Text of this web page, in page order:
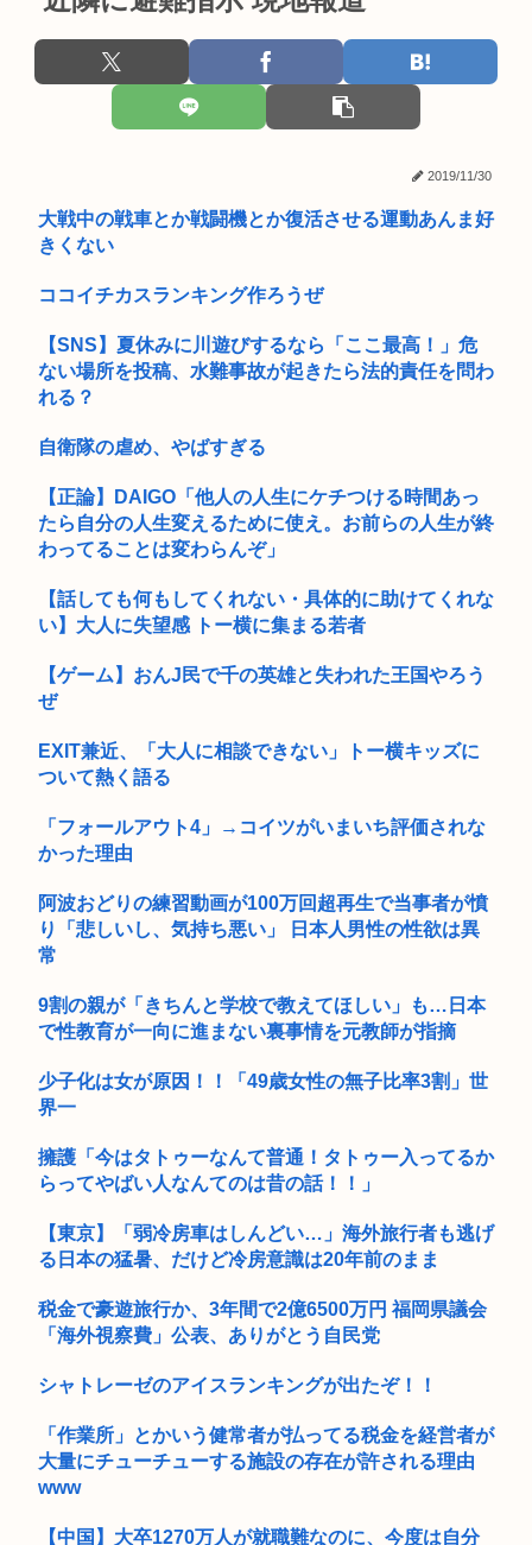
日本人の性欲は異常ーー阿波踊りで女性の尻ばかり撮影しパン
ティーラ...
小泉防衛大臣、高市早苗の被災地訪問PVに張り合うかのように
日経新聞「旅行しなくなった日本人、観光の社会的価値を再考
【悲報】ワイの会社「解約率100%」で想像以上にヤバいwww
【動画】ビッグフットの正体が判明
【悲報】東科大医学部卒の美人YouTuber、直美で炎上www
チンポの大きさや形、硬度でバトルするゲーム「ポコチンモン
【緊急】性行為依存症、もう限界ｗｗ⇒！！
男子高校生(15)、歩道を自転車で走行中に70代くらいのおっさ
【悲報】咲-Saki-さん、もうおっぱいがめちゃくちゃ
「サンダル登山の若者」より実は危険…標高599mの高尾山で
【画像】パパ活待機中の子が20人ぐらい激写されるwww
両...
【予想外】アメリカ人の白人女に先祖を聞いたら衝撃的なこと
を言い出...
2019/11/30
大戦中の戦車とか戦闘機とか復活させる運動あんま好
きくない
ココイチカスランキング作ろうぜ
【SNS】夏休みに川遊びするなら「ここ最高！」危
ない場所を投稿、水難事故が起きたら法的責任を問わ
れる？
自衛隊の虐め、やばすぎる
【正論】DAIGO「他人の人生にケチつける時間あっ
たら自分の人生変えるために使え。お前らの人生が終
わってることは変わらんぞ」
【話しても何もしてくれない・具体的に助けてくれな
い】大人に失望感 トー横に集まる若者
【ゲーム】おんJ民で千の英雄と失われた王国やろう
ぜ
EXIT兼近、「大人に相談できない」トー横キッズに
ついて熱く語る
「フォールアウト4」→コイツがいまいち評価されな
かった理由
阿波おどりの練習動画が100万回超再生で当事者が憤
り「悲しいし、気持ち悪い」 日本人男性の性欲は異
常
9割の親が「きちんと学校で教えてほしい」も…日本
で性教育が一向に進まない裏事情を元教師が指摘
少子化は女が原因！！「49歳女性の無子比率3割」世
界一
擁護「今はタトゥーなんて普通！タトゥー入ってるか
らってやばい人なんてのは昔の話！！」
【東京】「弱冷房車はしんどい…」海外旅行者も逃げ
る日本の猛暑、だけど冷房意識は20年前のまま
税金で豪遊旅行か、3年間で2億6500万円 福岡県議会
「海外視察費」公表、ありがとう自民党
シャトレーゼのアイスランキングが出たぞ！！
「作業所」とかいう健常者が払ってる税金を経営者が
大量にチューチューする施設の存在が許される理由
www
【中国】大卒1270万人が就職難なのに、今度は自分